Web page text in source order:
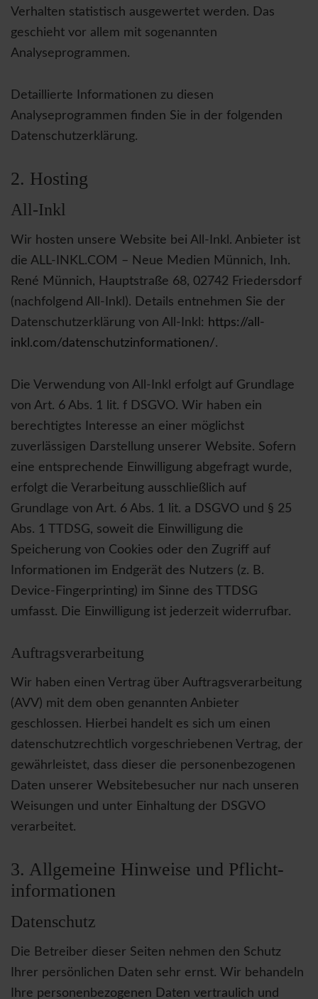
Verhalten statistisch ausgewertet werden. Das
geschieht vor allem mit sogenannten
Analyseprogrammen.
Detaillierte Informationen zu diesen
Analyseprogrammen finden Sie in der folgenden
Datenschutzerklärung.
2. Hosting
All-Inkl
Wir hosten unsere Website bei All-Inkl. Anbieter ist
die ALL-INKL.COM – Neue Medien Münnich, Inh.
René Münnich, Hauptstraße 68, 02742 Friedersdorf
(nachfolgend All-Inkl). Details entnehmen Sie der
Datenschutzerklärung von All-Inkl: https://all-
inkl.com/datenschutzinformationen/.
Die Verwendung von All-Inkl erfolgt auf Grundlage
von Art. 6 Abs. 1 lit. f DSGVO. Wir haben ein
berechtigtes Interesse an einer möglichst
zuverlässigen Darstellung unserer Website. Sofern
eine entsprechende Einwilligung abgefragt wurde,
erfolgt die Verarbeitung ausschließlich auf
Grundlage von Art. 6 Abs. 1 lit. a DSGVO und § 25
Abs. 1 TTDSG, soweit die Einwilligung die
Speicherung von Cookies oder den Zugriff auf
Informationen im Endgerät des Nutzers (z. B.
Device-Fingerprinting) im Sinne des TTDSG
umfasst. Die Einwilligung ist jederzeit widerrufbar.
Auftragsverarbeitung
Wir haben einen Vertrag über Auftragsverarbeitung
(AVV) mit dem oben genannten Anbieter
geschlossen. Hierbei handelt es sich um einen
datenschutzrechtlich vorgeschriebenen Vertrag, der
gewährleistet, dass dieser die personenbezogenen
Daten unserer Websitebesucher nur nach unseren
Weisungen und unter Einhaltung der DSGVO
verarbeitet.
3. Allgemeine Hinweise und Pflicht­
informationen
Datenschutz
Die Betreiber dieser Seiten nehmen den Schutz
Ihrer persönlichen Daten sehr ernst. Wir behandeln
Ihre personenbezogenen Daten vertraulich und